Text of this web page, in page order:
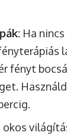
Ha
fényt
okos